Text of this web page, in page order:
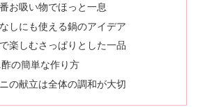
お吸い物でほっと一息
しにも使える鍋のアイデア
楽しむさっぱりとした一品
の簡単な作り方
の献立は全体の調和が大切